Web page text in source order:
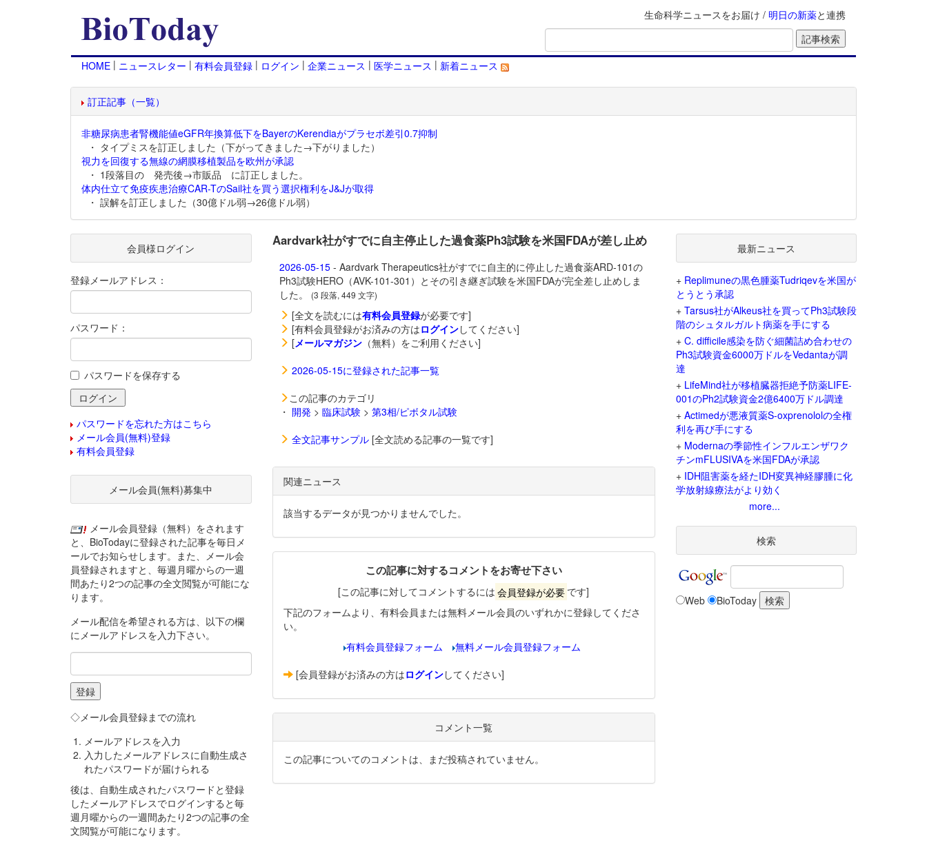
生命科学ニュースをお届け / 明日の新薬と連携
HOME | ニュースレター | 有料会員登録 | ログイン | 企業ニュース | 医学ニュース | 新着ニュース
訂正記事（一覧）
非糖尿病患者腎機能値eGFR年換算低下をBayerのKerendiaがプラセボ差引0.7抑制
・ タイプミスを訂正しました（下がってきました→下がりました）
視力を回復する無線の網膜移植製品を欧州が承認
・ 1段落目の 発売後→市販品 に訂正しました。
体内仕立て免疫疾患治療CAR-TのSail社を買う選択権利をJ&Jが取得
・ 誤解を訂正しました（30億ドル弱→26億ドル弱）
Aardvark社がすでに自主停止した過食薬Ph3試験を米国FDAが差し止め
2026-05-15- Aardvark Therapeutics社がすでに自主的に停止した過食薬ARD-101の
Ph3試験HERO（AVK-101-301）とその引き継ぎ試験を米国FDAが完全差し止めしま
した。
(3 段落, 449 文字)
[全文を読むには有料会員登録が必要です]
[有料会員登録がお済みの方はログインしてください]
[メールマガジン（無料）をご利用ください]
2026-05-15に登録された記事一覧
この記事のカテゴリ
・ 開発 > 臨床試験> 第3相/ピボタル試験
全文記事サンプル[全文読める記事の一覧です]
関連ニュース
該当するデータが見つかりませんでした。
この記事に対するコメントをお寄せ下さい
[この記事に対してコメントするには 会員登録が必要 です]
下記のフォームより、有料会員または無料メール会員のいずれかに登録してくださ
い。
有料会員登録フォーム
無料メール会員登録フォーム
[会員登録がお済みの方はログインしてください]
コメント一覧
この記事についてのコメントは、まだ投稿されていません。
会員様ログイン
登録メールアドレス：
パスワード：
パスワードを保存する
パスワードを忘れた方はこちら
メール会員(無料)登録
有料会員登録
メール会員(無料)募集中
メール会員登録（無料）をされます
と、BioTodayに登録された記事を毎日メ
ールでお知らせします。また、メール会
員登録されますと、毎週月曜からの一週
間あたり2つの記事の全文閲覧が可能にな
ります。
メール配信を希望される方は、以下の欄
にメールアドレスを入力下さい。
◇メール会員登録までの流れ
メールアドレスを入力
入力したメールアドレスに自動生成さ
れたパスワードが届けられる
後は、自動生成されたパスワードと登録
したメールアドレスでログインすると毎
週月曜からの一週間あたり2つの記事の全
文閲覧が可能になります。
最新ニュース
+ Replimuneの黒色腫薬Tudriqevを米国が
とうとう承認
+ Tarsus社がAlkeus社を買ってPh3試験段
階のシュタルガルト病薬を手にする
+ C. difficile感染を防ぐ細菌詰め合わせの
Ph3試験資金6000万ドルをVedantaが調
達
+ LifeMind社が移植臓器拒絶予防薬LIFE-
001のPh2試験資金2億6400万ドル調達
+ Actimedが悪液質薬S-oxprenololの全権
利を再び手にする
+ Modernaの季節性インフルエンザワク
チンmFLUSIVAを米国FDAが承認
+ IDH阻害薬を経たIDH変異神経膠腫に化
学放射線療法がより効く
more...
検索
Web BioToday